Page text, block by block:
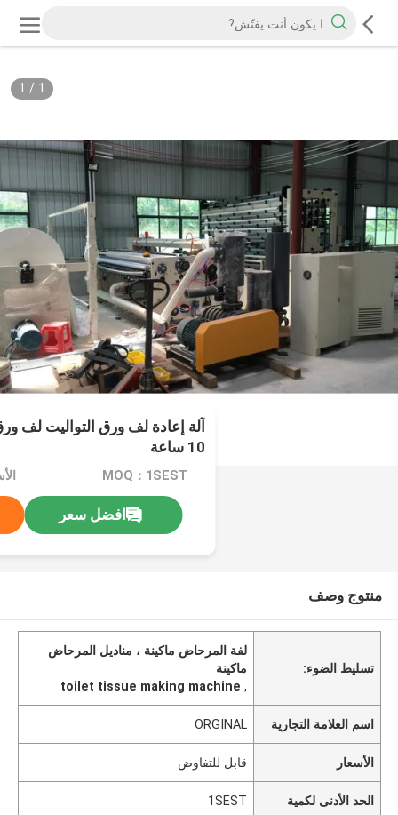
1
/
1
10 ساعة
MOQ：1SEST
افضل سعر
منتوج وصف
تسليط الضوء:
لفة المرحاض ماكينة ، مناديل المرحاض
ماكينة
,
toilet tissue making machine
اسم العلامة التجارية ORGINAL
الأسعار قابل للتفاوض
الحد الأدنى لكمية 1SEST